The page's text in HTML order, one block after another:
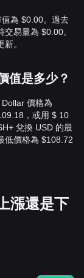
為 $0.00。過去
易量為 $0.00。
。
值是多少？
價格為
，或用 $ 10
兌換 USD 的最
低價格為 $108.72
漲還是下